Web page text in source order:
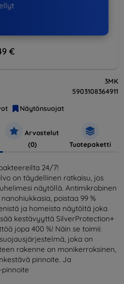
€
3MK
5903108364911
Näytönsuojat
Arvostelut
(0)
Tuotepaketti
24/7!
on täydellinen ratkaisu, jos
näytöllä. Antimikrobinen
poistaa 99 %
ja homeista näytöltä joka
kestävyyttä SilverProtection+
jopa 400 %! Näin se toimii:
joka on
rakenne on monikerroksinen,
pinnoite. Ja